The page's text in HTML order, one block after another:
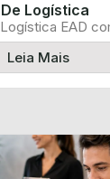
Logística
EAD
produtor ...
Leia Mais